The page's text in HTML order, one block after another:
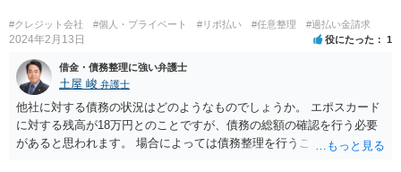
#クレジット会社 #個人・プライベート #リボ払い #任意整理 #過払い金請求
2024年2月13日 役にたった 1
借金・債務整理に強い弁護士
土屋 峻 弁護士
他社に対する債務の状況はどのようなものでしょうか。 エポスカード
に対する残高が18万円とのことですが、債務の総額の確認を行う必要
があると思われます。 場合によっては債務整理を行うことも検討する